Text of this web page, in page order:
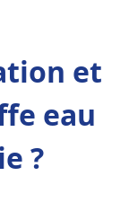
et
eau
?